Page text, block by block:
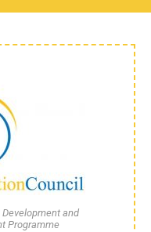
and
Programme